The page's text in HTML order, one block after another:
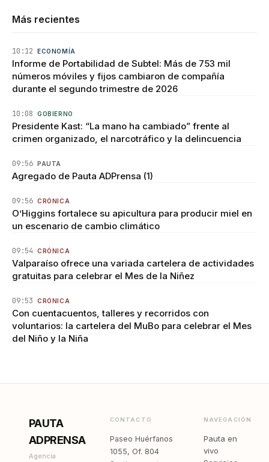
Más recientes
10:12 ECONOMÍA
Informe de Portabilidad de Subtel: Más de 753 mil
números móviles y fijos cambiaron de compañía
durante el segundo trimestre de 2026
10:08 GOBIERNO
Presidente Kast: “La mano ha cambiado” frente al
crimen organizado, el narcotráfico y la delincuencia
09:56 PAUTA
Agregado de Pauta ADPrensa (1)
09:56 CRÓNICA
O’Higgins fortalece su apicultura para producir miel en
un escenario de cambio climático
09:54 CRÓNICA
Valparaíso ofrece una variada cartelera de actividades
gratuitas para celebrar el Mes de la Niñez
09:53 CRÓNICA
Con cuentacuentos, talleres y recorridos con
voluntarios: la cartelera del MuBo para celebrar el Mes
del Niño y la Niña
PAUTA
ADPRENSA
Agencia
CONTACTO
Paseo Huérfanos
1055, Of. 804
NAVEGACIÓN
Pauta en
vivo